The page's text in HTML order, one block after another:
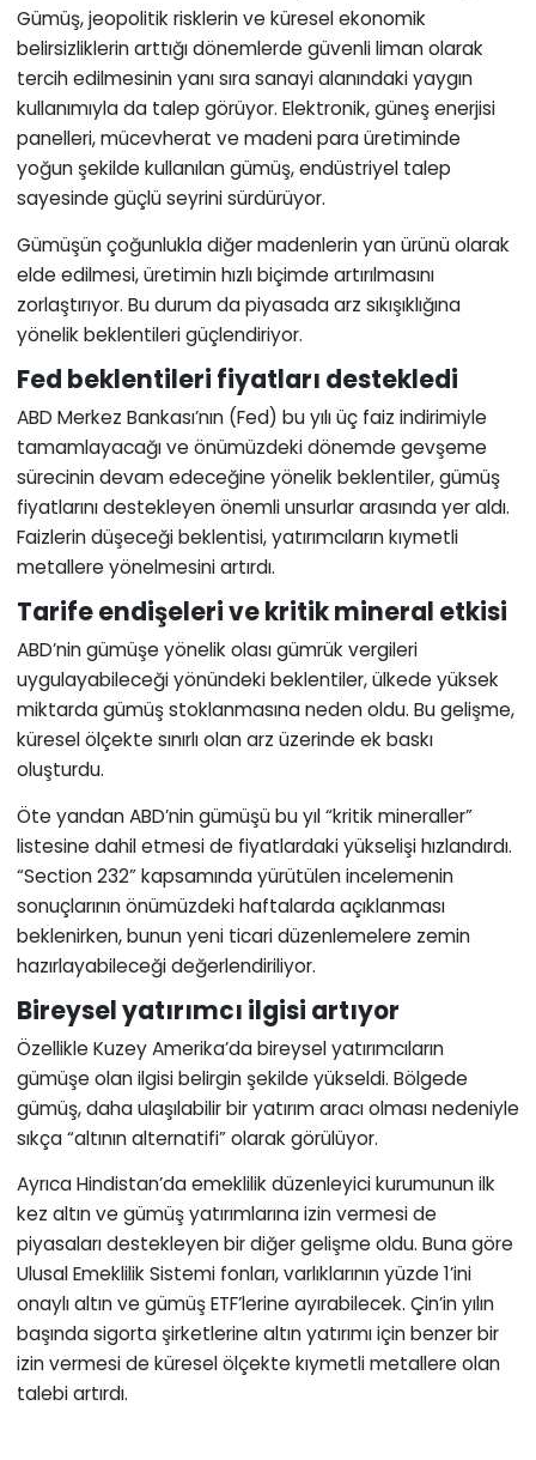
Gümüş, jeopolitik risklerin ve küresel ekonomik
belirsizliklerin arttığı dönemlerde güvenli liman olarak
tercih edilmesinin yanı sıra sanayi alanındaki yaygın
kullanımıyla da talep görüyor. Elektronik, güneş enerjisi
panelleri, mücevherat ve madeni para üretiminde
yoğun şekilde kullanılan gümüş, endüstriyel talep
sayesinde güçlü seyrini sürdürüyor.
Gümüşün çoğunlukla diğer madenlerin yan ürünü olarak
elde edilmesi, üretimin hızlı biçimde artırılmasını
zorlaştırıyor. Bu durum da piyasada arz sıkışıklığına
yönelik beklentileri güçlendiriyor.
Fed beklentileri fiyatları destekledi
ABD Merkez Bankası’nın (Fed) bu yılı üç faiz indirimiyle
tamamlayacağı ve önümüzdeki dönemde gevşeme
sürecinin devam edeceğine yönelik beklentiler, gümüş
fiyatlarını destekleyen önemli unsurlar arasında yer aldı.
Faizlerin düşeceği beklentisi, yatırımcıların kıymetli
metallere yönelmesini artırdı.
Tarife endişeleri ve kritik mineral etkisi
ABD’nin gümüşe yönelik olası gümrük vergileri
uygulayabileceği yönündeki beklentiler, ülkede yüksek
miktarda gümüş stoklanmasına neden oldu. Bu gelişme,
küresel ölçekte sınırlı olan arz üzerinde ek baskı
oluşturdu.
Öte yandan ABD’nin gümüşü bu yıl “kritik mineraller”
listesine dahil etmesi de fiyatlardaki yükselişi hızlandırdı.
“Section 232” kapsamında yürütülen incelemenin
sonuçlarının önümüzdeki haftalarda açıklanması
beklenirken, bunun yeni ticari düzenlemelere zemin
hazırlayabileceği değerlendiriliyor.
Bireysel yatırımcı ilgisi artıyor
Özellikle Kuzey Amerika’da bireysel yatırımcıların
gümüşe olan ilgisi belirgin şekilde yükseldi. Bölgede
gümüş, daha ulaşılabilir bir yatırım aracı olması nedeniyle
sıkça “altının alternatifi” olarak görülüyor.
Ayrıca Hindistan’da emeklilik düzenleyici kurumunun ilk
kez altın ve gümüş yatırımlarına izin vermesi de
piyasaları destekleyen bir diğer gelişme oldu. Buna göre
Ulusal Emeklilik Sistemi fonları, varlıklarının yüzde 1’ini
onaylı altın ve gümüş ETF’lerine ayırabilecek. Çin’in yılın
başında sigorta şirketlerine altın yatırımı için benzer bir
izin vermesi de küresel ölçekte kıymetli metallere olan
talebi artırdı.